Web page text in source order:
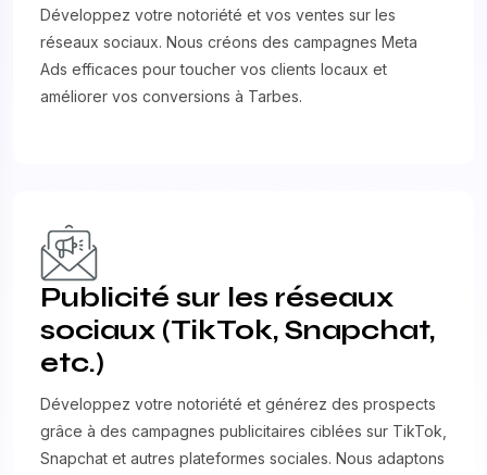
Développez votre notoriété et vos ventes sur les
réseaux sociaux. Nous créons des campagnes Meta
Ads efficaces pour toucher vos clients locaux et
améliorer vos conversions à Tarbes.
Publicité sur les réseaux
sociaux (TikTok, Snapchat,
etc.)
Développez votre notoriété et générez des prospects
grâce à des campagnes publicitaires ciblées sur TikTok,
Snapchat et autres plateformes sociales. Nous adaptons